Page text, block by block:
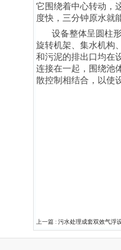
它围绕着中心转动，
度快，三分钟原水就
设备整体呈圆柱
旋转机架、集水机构
和污泥的排出口均在
连接在一起，围绕池
散控制相结合，以使
上一篇 : 污水处理成套双效气浮